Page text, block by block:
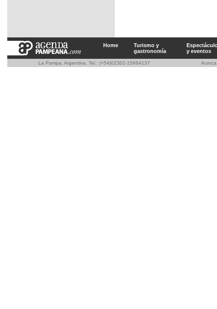
Home
Turismo y
gastronomía
y eventos
La Pampa, Argentina. Tel.: (+54)02302-15664137